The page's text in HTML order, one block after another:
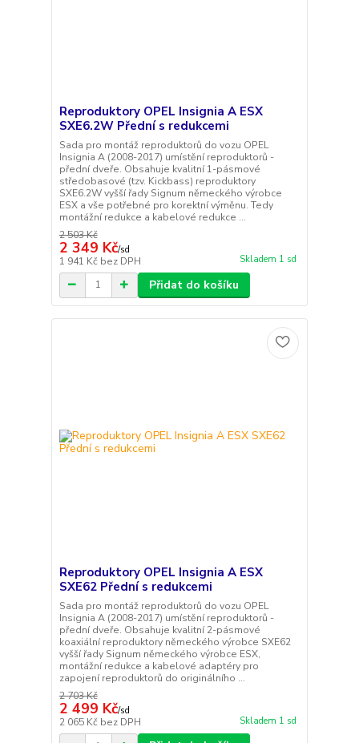
Reproduktory OPEL Insignia A ESX
SXE6.2W Přední s redukcemi
Sada pro montáž reproduktorů do vozu OPEL
Insignia A (2008-2017) umístění reproduktorů -
přední dveře. Obsahuje kvalitní 1-pásmové
středobasové (tzv. Kickbass) reproduktory
SXE6.2W vyšší řady Signum německého výrobce
ESX a vše potřebné pro korektní výměnu. Tedy
montážní redukce a kabelové redukce ...
2 503 Kč
2 349 Kč/sd
1 941 Kč bez DPH Skladem 1 sd
Přidat do košíku
Reproduktory OPEL Insignia A ESX
SXE62 Přední s redukcemi
Sada pro montáž reproduktorů do vozu OPEL
Insignia A (2008-2017) umístění reproduktorů -
přední dveře. Obsahuje kvalitní 2-pásmové
koaxiální reproduktory německého výrobce SXE62
vyšší řady Signum německého výrobce ESX,
montážní redukce a kabelové adaptéry pro
zapojení reproduktorů do originálního ...
2 703 Kč
2 499 Kč/sd
2 065 Kč bez DPH Skladem 1 sd